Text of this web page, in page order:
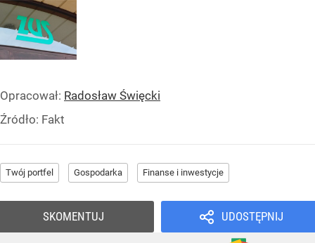
Opracował: Radosław Święcki
Źródło: Fakt
Twój portfel Gospodarka Finanse i inwestycje
UDOSTĘPNIJ
SKOMENTUJ